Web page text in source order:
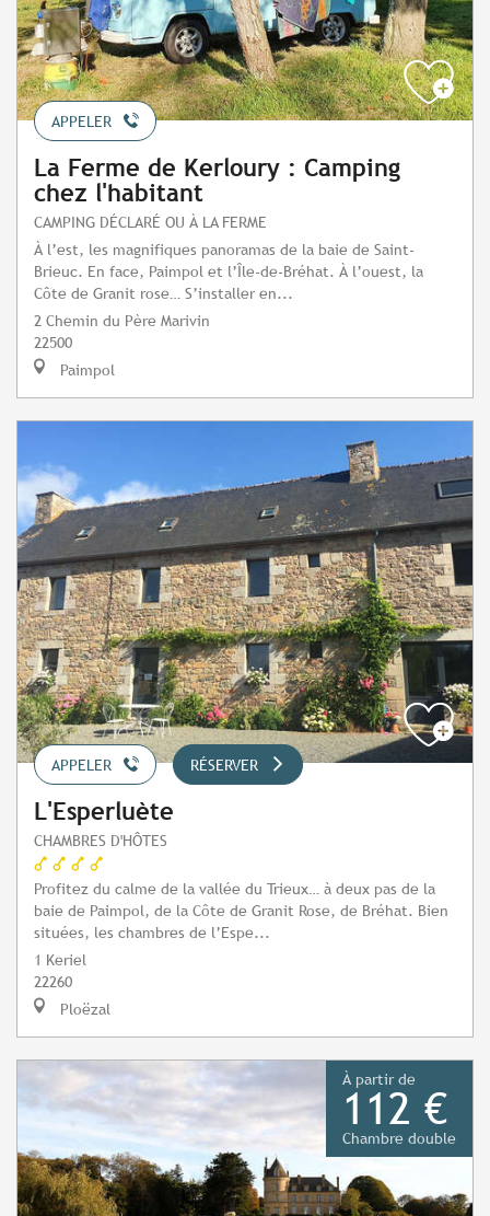
APPELER
La Ferme de Kerloury : Camping
chez l'habitant
CAMPING DÉCLARÉ OU À LA FERME
À l’est, les magnifiques panoramas de la baie de Saint-
Brieuc. En face, Paimpol et l’Île-de-Bréhat. À l’ouest, la
Côte de Granit rose… S’installer en...
2 Chemin du Père Marivin
22500
Paimpol
APPELER RÉSERVER
L'Esperluète
CHAMBRES D'HÔTES
Profitez du calme de la vallée du Trieux… à deux pas de la
baie de Paimpol, de la Côte de Granit Rose, de Bréhat. Bien
situées, les chambres de l’Espe...
1 Keriel
22260
Ploëzal
À partir de
112 €
Chambre double